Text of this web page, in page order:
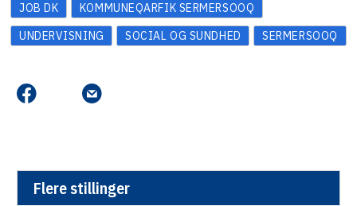
JOB DK
KOMMUNEQARFIK SERMERSOOQ
UNDERVISNING
SOCIAL OG SUNDHED SERMERSOOQ
Flere stillinger